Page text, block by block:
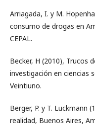
Arriagada, I. y M.
consumo de drogas en
CEPAL.
Becker, H (2010), Trucos
investigación en ciencias
Veintiuno.
Berger, P. y T. Luckmann
realidad, Buenos Aires,